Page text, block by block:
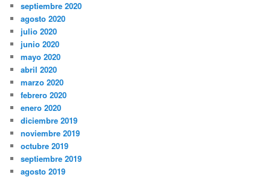
septiembre 2020
agosto 2020
julio 2020
junio 2020
mayo 2020
abril 2020
marzo 2020
febrero 2020
enero 2020
diciembre 2019
noviembre 2019
octubre 2019
septiembre 2019
agosto 2019